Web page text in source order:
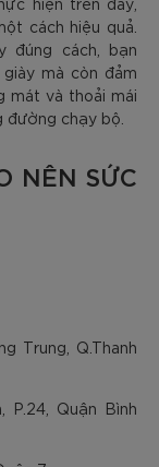
cách hiệu quả.
đúng cách, bạn
mà còn đảm
mát và thoải mái
đường chạy bộ.
NÊN SỨC
Trung, Q.Thanh
P.24, Quận Bình